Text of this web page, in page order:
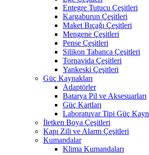
Entegre Tutucu Çeşitleri
Kargaburun Çeşitleri
Maket Bıçağı Çeşitleri
Mengene Çeşitleri
Pense Çeşitleri
Silikon Tabanca Çeşitleri
Tornavida Çeşitleri
Yankeski Çeşitleri
Güç Kaynakları
Adaptörler
Batarya Pil ve Aksesuarları
Güç Kartları
Laboratuvar Tipi Güç
İletken Boya Çeşitleri
Kapı Zili ve Alarm Çeşitleri
Kumandalar
Klima Kumandaları